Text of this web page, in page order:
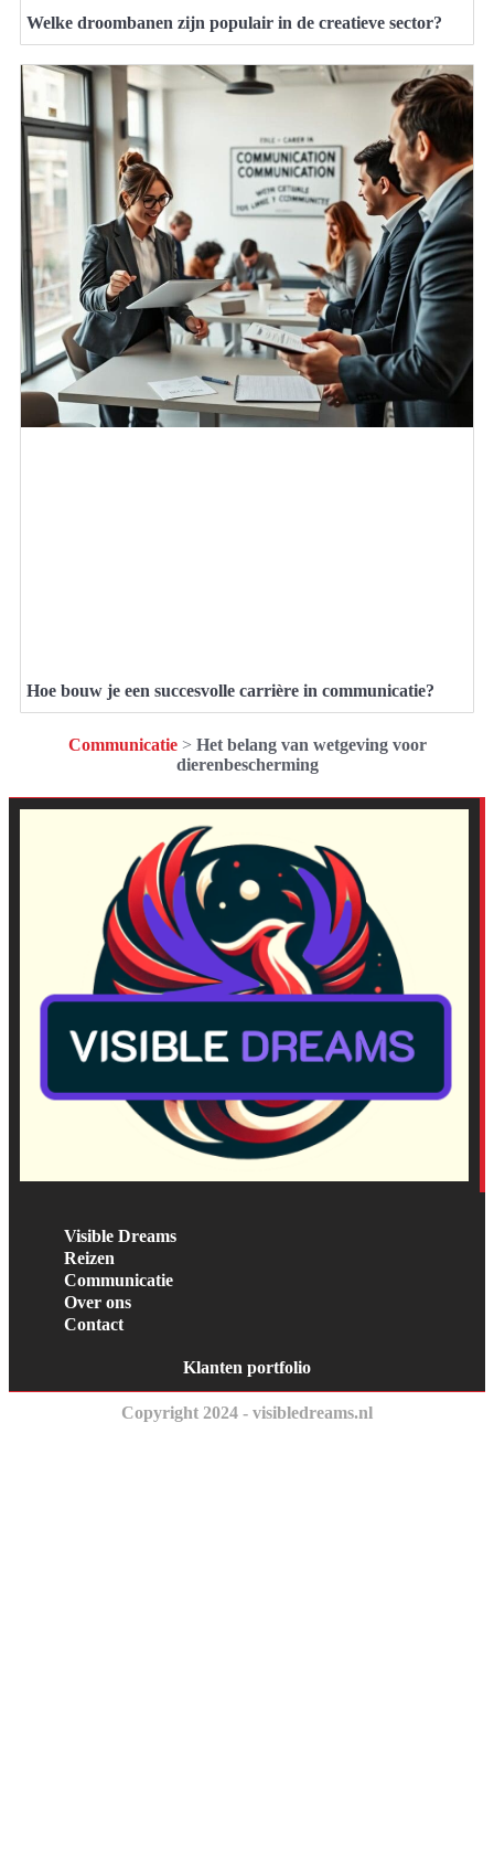
Welke droombanen zijn populair in de creatieve sector?
Hoe bouw je een succesvolle carrière in communicatie?
Communicatie> Het belang van wetgeving voor
dierenbescherming
Visible Dreams
Reizen
Communicatie
Over ons
Contact
Klanten portfolio
Copyright 2024 - visibledreams.nl